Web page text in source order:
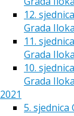
12.
Grada Iloka
11.
Grada Iloka
10.
Grada Iloka
2021
5. sjednica